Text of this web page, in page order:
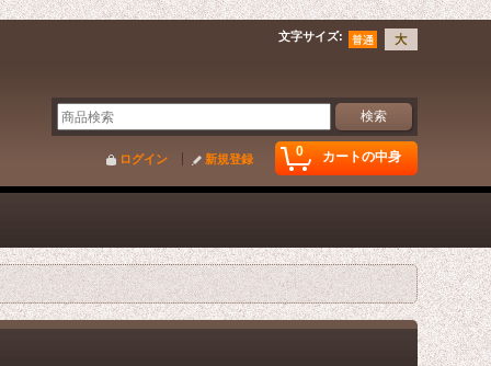
文字サイズ:
0 カートの中身
ログイン 新規登録